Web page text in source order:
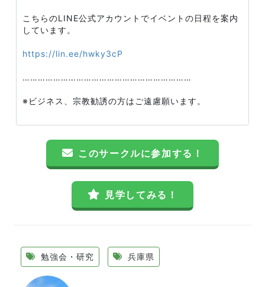
こちらのLINE公式アカウントでイベントの日程を案内
しています。
https://lin.ee/hwky3cP
…………………………………………………………
※ビジネス、宗教勧誘の方はご遠慮願います。
このサークルに参加する！
見学してみる！
勉強会・研究 兵庫県